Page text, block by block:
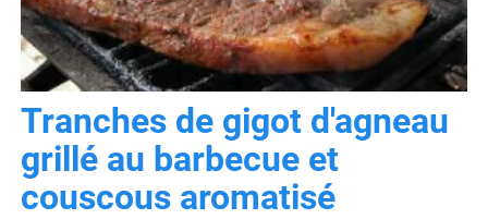
Tranches de gigot d'agneau
grillé au barbecue et
couscous aromatisé